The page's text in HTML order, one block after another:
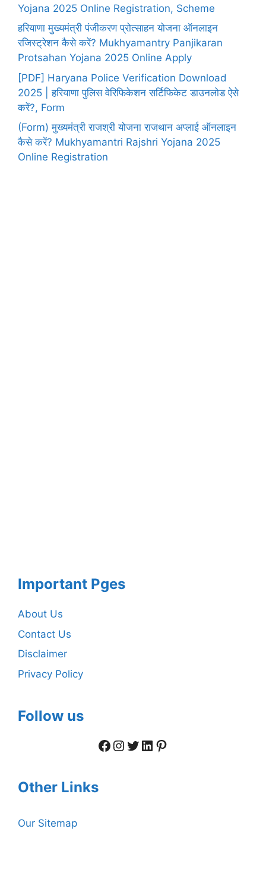
Yojana 2025 Online Registration, Scheme
हरियाणा मुख्यमंत्री पंजीकरण प्रोत्साहन योजना ऑनलाइन
रजिस्ट्रेशन कैसे करें? Mukhyamantry Panjikaran
Protsahan Yojana 2025 Online Apply
[PDF] Haryana Police Verification Download
2025 | हरियाणा पुलिस वेरिफिकेशन सर्टिफिकेट डाउनलोड ऐसे
करें?, Form
(Form) मुख्यमंत्री राजश्री योजना राजथान अप्लाई ऑनलाइन
कैसे करें? Mukhyamantri Rajshri Yojana 2025
Online Registration
Important Pges
About Us
Contact Us
Disclaimer
Privacy Policy
Follow us
Facebook
Instagram
Twitter
LinkedIn
Pinterest
Other Links
Our Sitemap